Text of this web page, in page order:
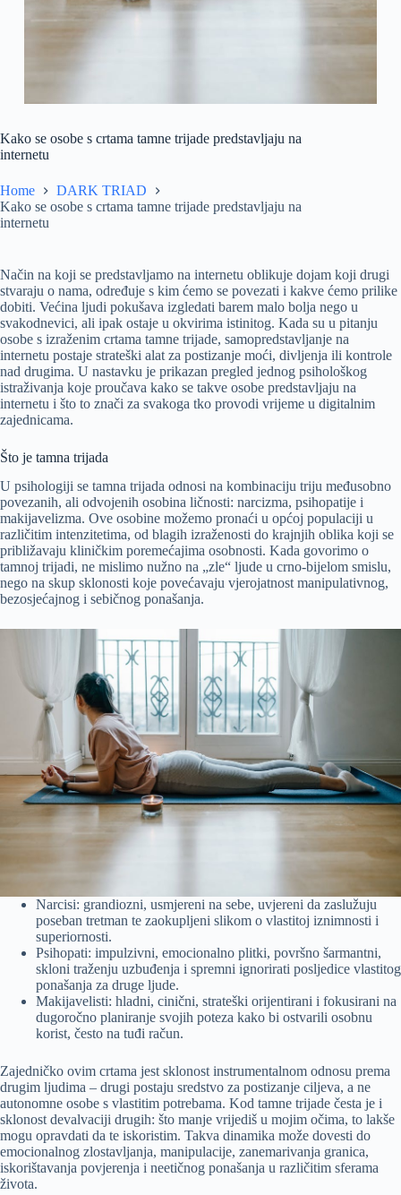
Kako se osobe s crtama tamne trijade predstavljaju na
internetu
Home
DARK TRIAD
Kako se osobe s crtama tamne trijade predstavljaju na
internetu
Način na koji se predstavljamo na internetu oblikuje dojam koji drugi
stvaraju o nama, određuje s kim ćemo se povezati i kakve ćemo prilike
dobiti. Većina ljudi pokušava izgledati barem malo bolja nego u
svakodnevici, ali ipak ostaje u okvirima istinitog. Kada su u pitanju
osobe s izraženim crtama tamne trijade, samopredstavljanje na
internetu postaje strateški alat za postizanje moći, divljenja ili kontrole
nad drugima. U nastavku je prikazan pregled jednog psihološkog
istraživanja koje proučava kako se takve osobe predstavljaju na
internetu i što to znači za svakoga tko provodi vrijeme u digitalnim
zajednicama.
Što je tamna trijada
U psihologiji se tamna trijada odnosi na kombinaciju triju međusobno
povezanih, ali odvojenih osobina ličnosti: narcizma, psihopatije i
makijavelizma. Ove osobine možemo pronaći u općoj populaciji u
različitim intenzitetima, od blagih izraženosti do krajnjih oblika koji se
približavaju kliničkim poremećajima osobnosti. Kada govorimo o
tamnoj trijadi, ne mislimo nužno na „zle“ ljude u crno-bijelom smislu,
nego na skup sklonosti koje povećavaju vjerojatnost manipulativnog,
bezosjećajnog i sebičnog ponašanja.
Narcisi: grandiozni, usmjereni na sebe, uvjereni da zaslužuju
poseban tretman te zaokupljeni slikom o vlastitoj iznimnosti i
superiornosti.
Psihopati: impulzivni, emocionalno plitki, površno šarmantni,
skloni traženju uzbuđenja i spremni ignorirati posljedice vlastitog
ponašanja za druge ljude.
Makijavelisti: hladni, cinični, strateški orijentirani i fokusirani na
dugoročno planiranje svojih poteza kako bi ostvarili osobnu
korist, često na tuđi račun.
Zajedničko ovim crtama jest sklonost instrumentalnom odnosu prema
drugim ljudima – drugi postaju sredstvo za postizanje ciljeva, a ne
autonomne osobe s vlastitim potrebama. Kod tamne trijade česta je i
sklonost devalvaciji drugih: što manje vrijediš u mojim očima, to lakše
mogu opravdati da te iskoristim. Takva dinamika može dovesti do
emocionalnog zlostavljanja, manipulacije, zanemarivanja granica,
iskorištavanja povjerenja i neetičnog ponašanja u različitim sferama
života.